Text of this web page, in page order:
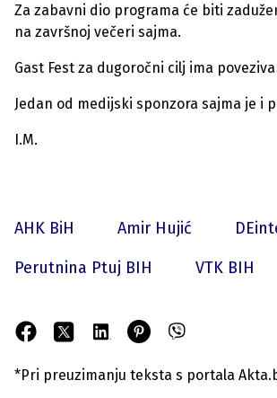
Za zabavni dio programa će biti
na završnoj večeri sajma.
Gast Fest za dugoročni cilj ima
Jedan od medijski sponzora sajma je i
I.M.
AHK BiH Amir Hujić
Perutnina Ptuj BIH
VTK BIH
*Pri preuzimanju teksta s portala